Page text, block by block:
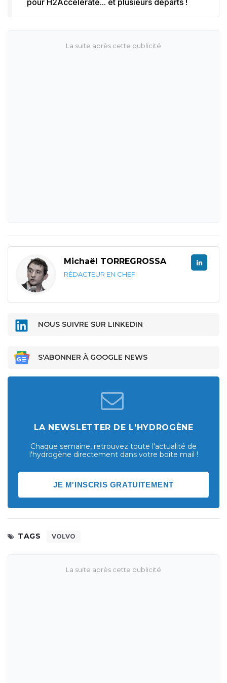
pour H2Accelerate... et plusieurs départs !
Michaël TORREGROSSA
RÉDACTEUR EN CHEF
NOUS SUIVRE SUR LINKEDIN
S'ABONNER À GOOGLE NEWS
LA NEWSLETTER DE L'HYDROGÈNE
Chaque semaine, retrouvez toute l'actualité de
l'hydrogène directement dans votre boite mail !
JE M'INSCRIS GRATUITEMENT
TAGS VOLVO